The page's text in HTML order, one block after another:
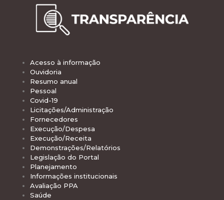
Acesso à informação
Ouvidoria
Resumo anual
Pessoal
Covid-19
Licitações/Administração
Fornecedores
Execução/Despesa
Execução/Receita
Demonstrações/Relatórios
Legislação do Portal
Planejamento
Informações institucionais
Avaliação PPA
Saúde